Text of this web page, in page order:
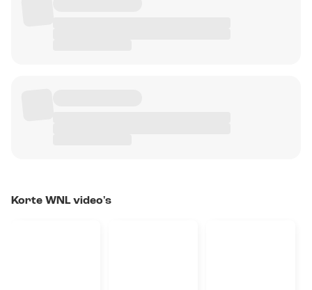
Korte WNL video's